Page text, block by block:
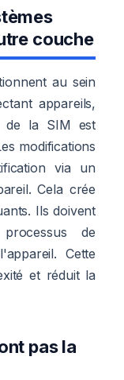
couche
au sein
appareils,
de la SIM est
modifications
via un
Cela crée
Ils doivent
de
Cette
et réduit la
pas la